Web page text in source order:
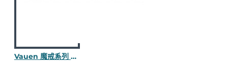
Vauen 魔戒系列 Friddo S 長斗